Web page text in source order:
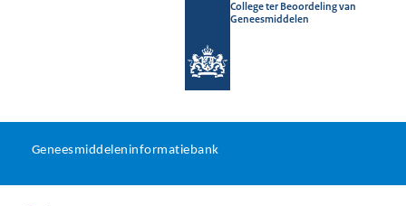
College ter Beoordeling van
Geneesmiddelen
U
Geneesmiddeleninformatiebank